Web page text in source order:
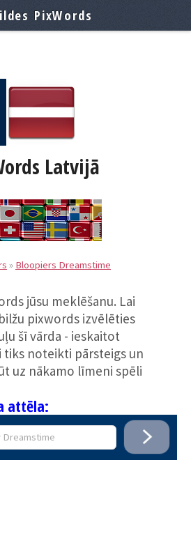
Latvijā
» Bloopiers Dreamstime
jūsu meklēšanu. Lai
pixwords izvēlēties
šī vārda - ieskaitot
tiks noteikti pārsteigs un
uz nākamo līmeni spēli
attēla:
PixWords